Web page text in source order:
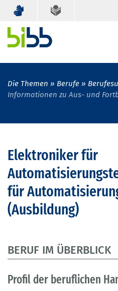
Die Themen Berufe
Informationen zu Aus- und
Elektroniker für
für
(Ausbildung)
BERUF IM ÜBERBLICK
Profil der beruflichen